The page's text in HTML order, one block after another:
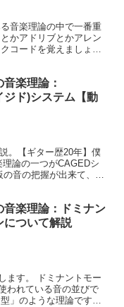
音楽理論の中で一番重
かアドリブとかアレン
コードを覚えましょ
楽理論：
ジド)システム【動
。【ギター歴20年】僕
論の一つがCAGEDシ
音の把握が出来て、ア
音楽理論：ドミナン
について解説
ます。 ドミナントモー
われている音の並びで
」のような理論です。